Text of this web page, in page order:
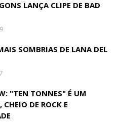
LANÇA CLIPE DE BAD
SOMBRIAS DE LANA DEL
"TEN TONNES" É UM
CHEIO DE ROCK E